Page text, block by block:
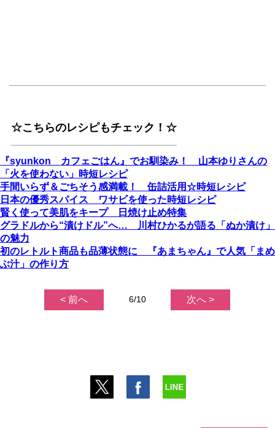
☆こちらのレシピもチェック！☆
『syunkon カフェごはん』でお馴染み！ 山本ゆりさんの
「火を使わない」時短レシピ
手間いらず＆ごちそう感満載！ 缶詰活用☆時短レシピ
日本の優秀スパイス ワサビを使った時短レシピ
賢く使って美肌をキープ 日焼け止め特集
グラドルから“漬けドル”へ… 川村ひかるが語る「ぬか漬け」
の魅力
初のレトルト商品も品薄状態に 『あまちゃん』で人気「まめ
ぶ汁」の作り方
< 前へ 6/10 次へ >